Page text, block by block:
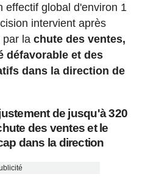
effectif global d'environ 1
intervient après
par la chute des ventes,
défavorable et des
dans la direction de
de jusqu'à 320
des ventes et le
dans la direction